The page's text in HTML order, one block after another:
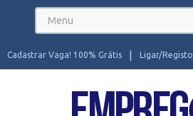
Ligar/Registo
Cadastrar Vaga! 100% Grátis